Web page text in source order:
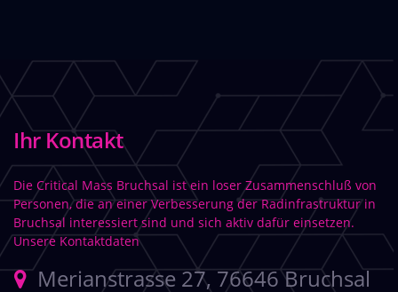
Ihr Kontakt
Die Critical Mass Bruchsal ist ein loser Zusammenschluß von
Personen, die an einer Verbesserung der Radinfrastruktur in
Bruchsal interessiert sind und sich aktiv dafür einsetzen.
Unsere Kontaktdaten
Merianstrasse 27, 76646 Bruchsal